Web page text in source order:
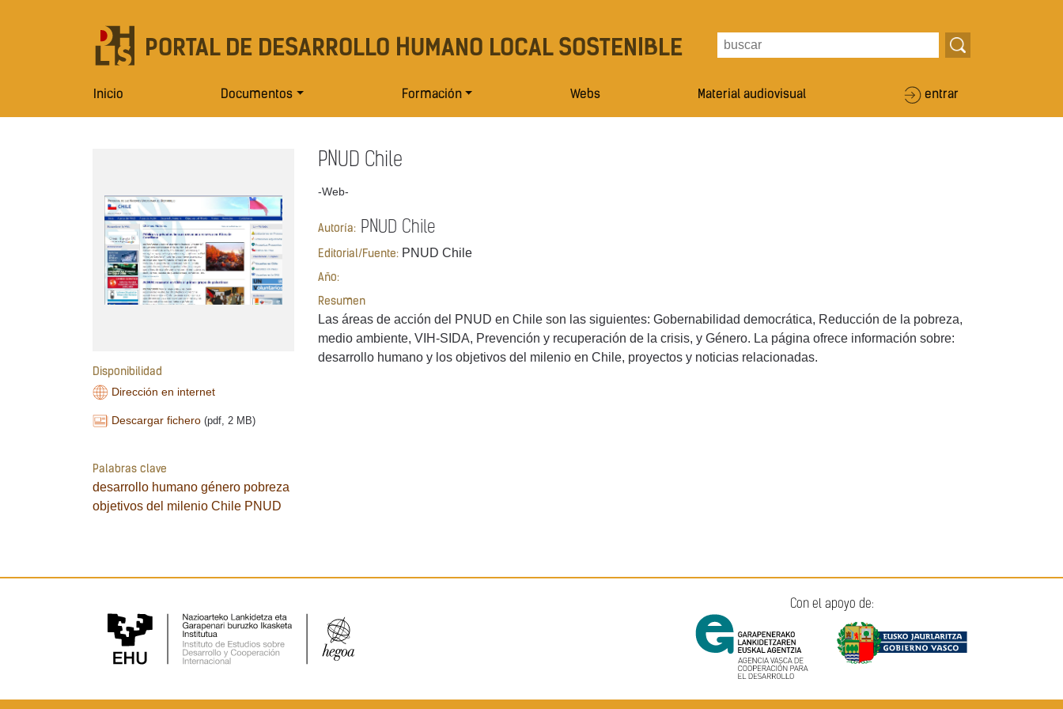
PORTAL DE DESARROLLO HUMANO LOCAL SOSTENIBLE
Inicio Documentos Formación Webs Material audiovisual entrar
Disponibilidad
Dirección en internet
Descargar fichero (pdf, 2 MB)
Palabras clave
desarrollo humano género pobreza
objetivos del milenio Chile PNUD
PNUD Chile
-Web-
Autoría: PNUD Chile
Editorial/Fuente: PNUD Chile
Año:
Resumen
Las áreas de acción del PNUD en Chile son las siguientes: Gobernabilidad democrática, Reducción de la pobreza,
medio ambiente, VIH-SIDA, Prevención y recuperación de la crisis, y Género. La página ofrece información sobre:
desarrollo humano y los objetivos del milenio en Chile, proyectos y noticias relacionadas.
Con el apoyo de: